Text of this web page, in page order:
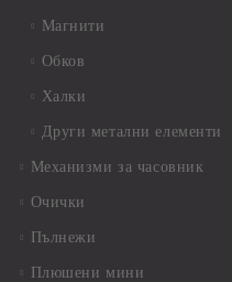
Магнити
Обков
Халки
Други метални елементи
Механизми за часовник
Очички
Пълнежи
Плюшени мини